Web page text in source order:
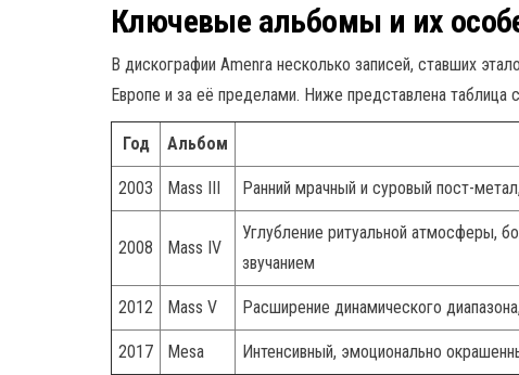
Ключевые альбомы и их
В дискографии Amenra несколько записей, ставших
Европе и за её пределами. Ниже представлена
Год Альбом
2003 Mass III Ранний мрачный и суровый пост-
2008 Mass IV
Углубление ритуальной атмосферы,
звучанием
2012 Mass V Расширение динамического
2017 Mesa
Интенсивный, эмоционально